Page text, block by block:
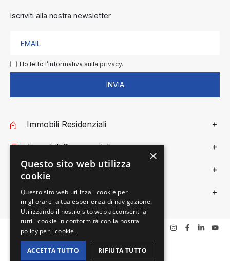
Iscriviti alla nostra newsletter
Ho letto l’informativa sulla privacy.
INVIA
Immobili Residenziali
Immobili Commerciali
Gieffe Patrimoni
Privacy
×
Questo sito web utilizza
cookie
Questo sito web utilizza i cookie per
migliorare la tua esperienza di navigazione.
Utilizzando il nostro sito web acconsenti a
tutti i cookie in conformità con la nostra
policy per i cookie.
ACCETTA TUTTO RIFIUTA TUTTO